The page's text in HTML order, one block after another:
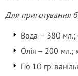
Для приготування
Вода – 380
Олія – 200 мл.;
По 10 гр.